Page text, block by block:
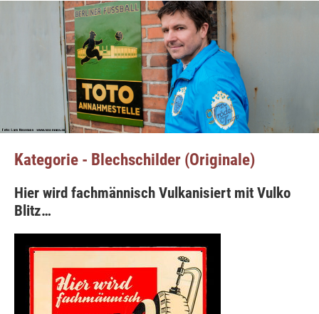
Kategorie - Blechschilder (Originale)
Hier wird fachmännisch Vulkanisiert mit Vulko
Blitz…